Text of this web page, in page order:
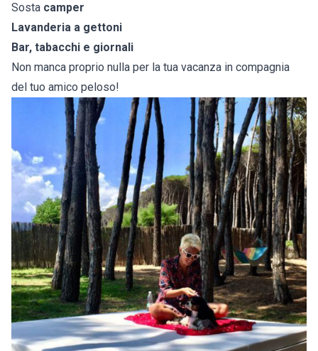
Sosta camper
Lavanderia a gettoni
Bar, tabacchi e giornali
Non manca proprio nulla per la tua vacanza in compagnia
del tuo amico peloso!